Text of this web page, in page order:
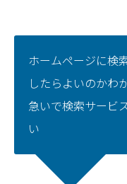
ホームページに検
したらよいのかわ
急いで検索サービ
い